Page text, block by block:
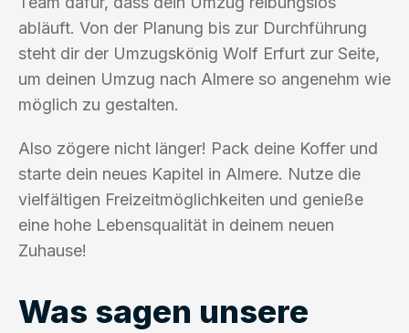
abläuft. Von der Planung bis zur Durchführung
steht dir der Umzugskönig Wolf Erfurt zur Seite,
um deinen Umzug nach Almere so angenehm wie
möglich zu gestalten.
Also zögere nicht länger! Pack deine Koffer und
starte dein neues Kapitel in Almere. Nutze die
vielfältigen Freizeitmöglichkeiten und genieße
eine hohe Lebensqualität in deinem neuen
Zuhause!
Was sagen unsere